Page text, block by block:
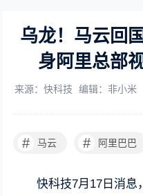
乌龙！马云回
身阿里总部
来源：快科技 编辑：非小米
# 马云 # 阿里巴巴
快科技7月17日消息